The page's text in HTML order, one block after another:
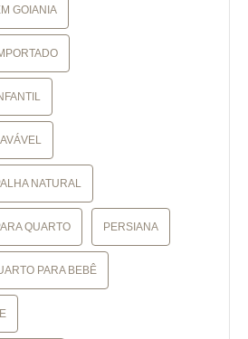
GOIANIA
NATURAL
QUARTO PERSIANA
PARA BEBÊ